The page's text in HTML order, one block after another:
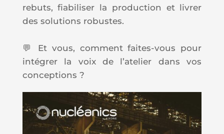
rebuts, fiabiliser la production et livrer
des solutions robustes.
💬 Et vous, comment faites-vous pour
intégrer la voix de l’atelier dans vos
conceptions ?